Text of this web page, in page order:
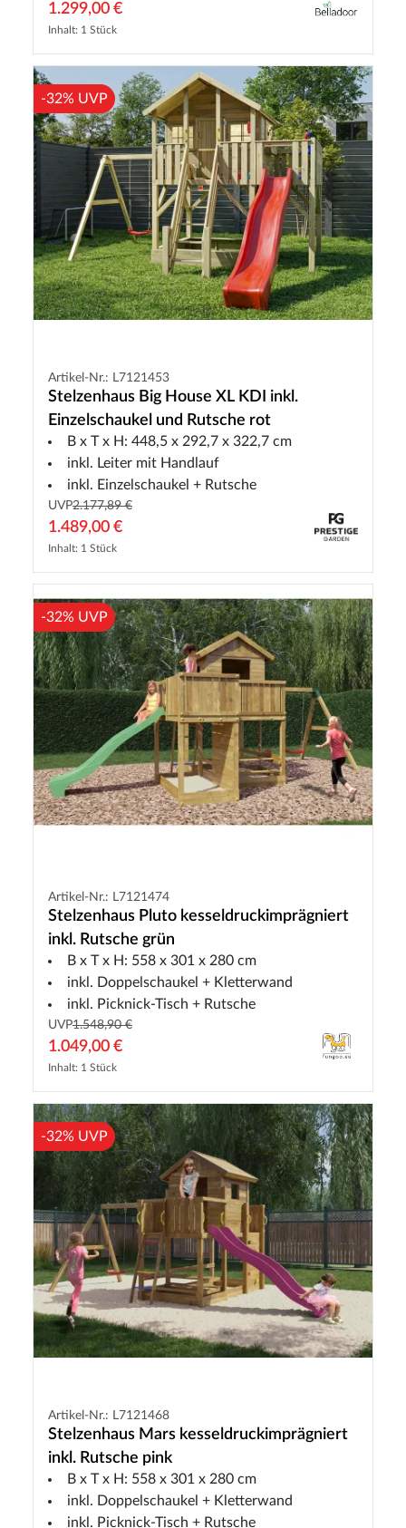
1.299,00 €
Inhalt: 1 Stück
-32% UVP
Artikel-Nr.: L7121453
Stelzenhaus Big House XL KDI inkl.
Einzelschaukel und Rutsche rot
B x T x H: 448,5 x 292,7 x 322,7 cm
inkl. Leiter mit Handlauf
inkl. Einzelschaukel + Rutsche
UVP2.177,89 €
1.489,00 €
Inhalt: 1 Stück
-32% UVP
Artikel-Nr.: L7121474
Stelzenhaus Pluto kesseldruckimprägniert
inkl. Rutsche grün
B x T x H: 558 x 301 x 280 cm
inkl. Doppelschaukel + Kletterwand
inkl. Picknick-Tisch + Rutsche
UVP1.548,90 €
1.049,00 €
Inhalt: 1 Stück
-32% UVP
Artikel-Nr.: L7121468
Stelzenhaus Mars kesseldruckimprägniert
inkl. Rutsche pink
B x T x H: 558 x 301 x 280 cm
inkl. Doppelschaukel + Kletterwand
inkl. Picknick-Tisch + Rutsche